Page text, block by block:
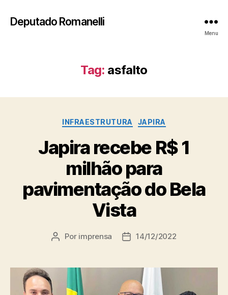
Deputado Romanelli
Menu
Tag: asfalto
Categorias
INFRAESTRUTURA JAPIRA
Japira recebe R$ 1
milhão para
pavimentação do Bela
Vista
Autor
Por imprensa
Data14/12/2022